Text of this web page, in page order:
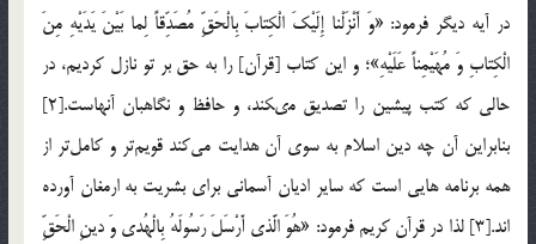
در آيه ديگر فرمود: «وَ أَنْزَلْنا إِلَيْكَ الْكِتابَ بِالْحَقِّ مُصَدِّقاً لِما بَيْنَ يَدَيْهِ مِنَ
الْكِتابِ وَ مُهَيْمِناً عَلَيْهِ»؛ و اين كتاب [قرآن‏] را به حق بر تو نازل كرديم، در
حالى كه كتب پيشين را تصديق مى‏كند، و حافظ و نگاهبان آنهاست‏.[2]
بنابراين آن چه دين اسلام به سوي آن هدايت مي‌كند قويم‌تر و كامل‌تر از
همه برنامه هايي است كه ساير اديان آسماني براي بشريت به ارمغان آورده
اند.[3] لذا در قرآن كريم فرمود: «هُوَ الَّذي أَرْسَلَ رَسُولَهُ بِالْهُدى‏ وَ دينِ الْحَقِّ